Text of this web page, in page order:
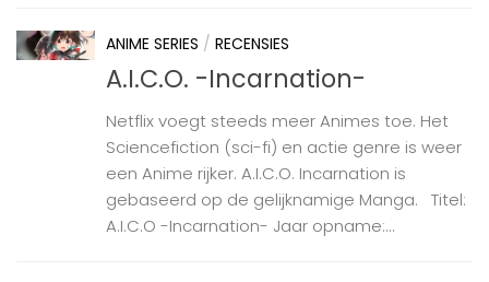
ANIME SERIES / RECENSIES
A.I.C.O. -Incarnation-
Netflix voegt steeds meer Animes toe. Het
Sciencefiction (sci-fi) en actie genre is weer
een Anime rijker. A.I.C.O. Incarnation is
gebaseerd op de gelijknamige Manga. Titel:
A.I.C.O -Incarnation- Jaar opname:...